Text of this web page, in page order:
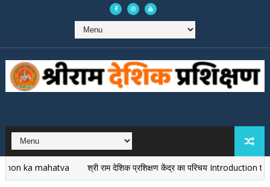
ka mahatva श्री राम देशिक प्रशिक्षण केंद्र का परिचय Introduction to ram